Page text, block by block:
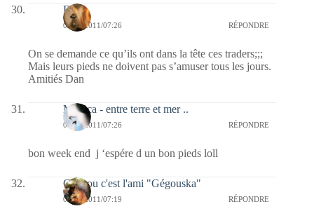
Dan
08/10/2011/07:26 RÉPONDRE
On se demande ce qu’ils ont dans la tête ces traders;;;
Mais leurs pieds ne doivent pas s’amuser tous les jours.
Amitiés Dan
Monica - entre terre et mer ..
08/10/2011/07:26 RÉPONDRE
bon week end j ‘espére d un bon pieds loll
Coucou c'est l'ami "Gégouska"
08/10/2011/07:19 RÉPONDRE